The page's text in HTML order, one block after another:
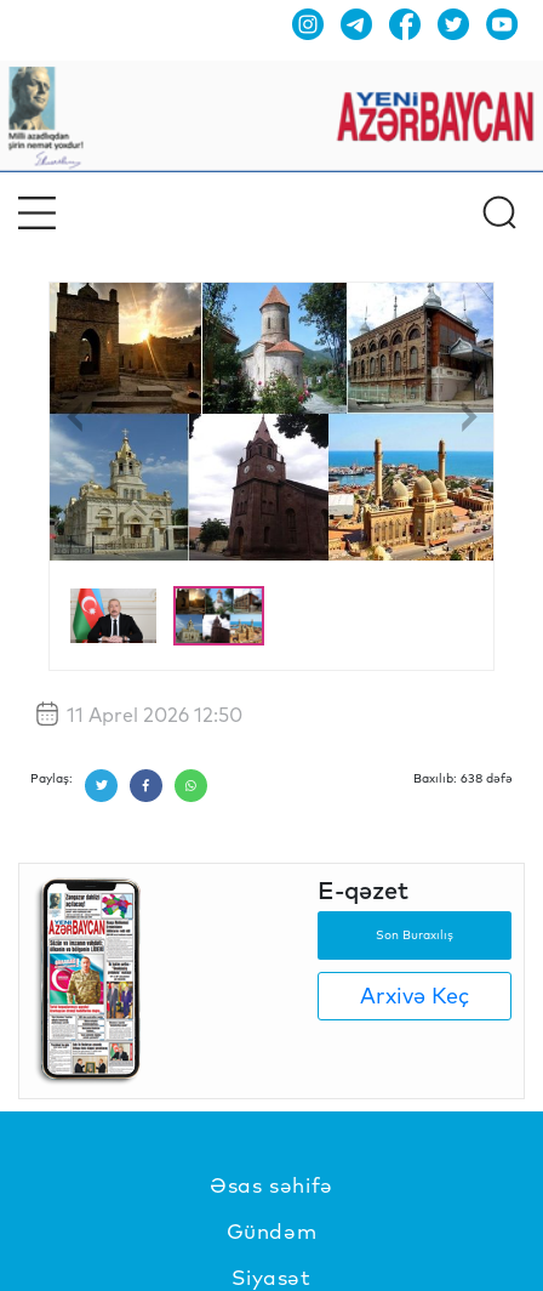
Previous
11 Aprel 2026 12:50
Paylaş: Baxılıb: 638 dəfə
E-qəzet
Son Buraxılış
Arxivə Keç
Əsas səhifə
Gündəm
Siyasət